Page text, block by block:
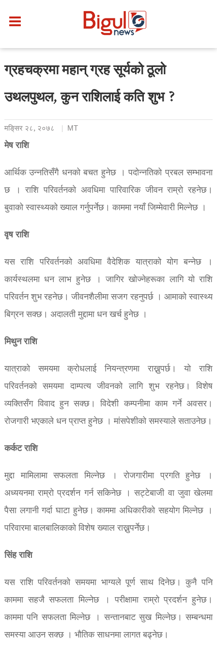
ग्रहचक्रमा महान् ग्रह सूर्यको ठूलो
उथलपुथल, कुन राशिलाई कति शुभ ?
मङि्सर २८, २०७८ MT
मेष राशि
आर्थिक उन्नतिसँगै धनको बचत हुनेछ । पदोन्नतिको प्रबल सम्भावना
छ । राशि परिवर्तनको अवधिमा पारिवारिक जीवन राम्रो रहनेछ।
बुवाको स्वास्थ्यको ख्याल गर्नुपर्नेछ। काममा नयाँ जिम्मेवारी मिल्नेछ ।
वृष राशि
यस राशि परिवर्तनको अवधिमा वैदेशिक यात्राको योग बन्नेछ ।
कार्यस्थलमा धन लाभ हुनेछ । जागिर खोज्नेहरूका लागि यो राशि
परिवर्तन शुभ रहनेछ। जीवनशैलीमा सजग रहनुपर्छ । आमाको स्वास्थ्य
बिग्रन सक्छ। अदालती मुद्दामा धन खर्च हुनेछ ।
मिथुन राशि
यात्राको समयमा क्रोधलाई नियन्त्रणमा राख्नुपर्छ। यो राशि
परिवर्तनको समयमा दाम्पत्य जीवनको लागि शुभ रहनेछ। विशेष
व्यक्तिसँग विवाद हुन सक्छ। विदेशी कम्पनीमा काम गर्ने अवसर।
रोजगारी भएकाले धन प्राप्त हुनेछ । मांसपेशीको समस्याले सताउनेछ।
कर्कट राशि
मुद्दा मामिलामा सफलता मिल्नेछ । रोजगारीमा प्रगति हुनेछ ।
अध्ययनमा राम्रो प्रदर्शन गर्न सकिनेछ । सट्टेबाजी वा जुवा खेलमा
पैसा लगानी गर्दा घाटा हुनेछ। काममा अधिकारीको सहयोग मिल्नेछ ।
परिवारमा बालबालिकाको विशेष ख्याल राख्नुपर्नेछ।
सिंह राशि
यस राशि परिवर्तनको समयमा भाग्यले पूर्ण साथ दिनेछ। कुनै पनि
काममा सहजै सफलता मिल्नेछ । परीक्षामा राम्रो प्रदर्शन हुनेछ।
काममा पनि सफलता मिल्नेछ । सन्तानबाट सुख मिल्नेछ। सम्बन्धमा
समस्या आउन सक्छ । भौतिक साधनमा लागत बढ्नेछ।